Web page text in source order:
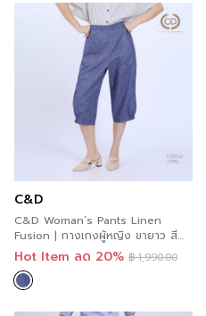
C&D
C&D Woman’s Pants Linen
Fusion | กางเกงผู้หญิง ขายาว สี
กรม C9ZFNV
Hot Item ลด 20% ฿1,990.00